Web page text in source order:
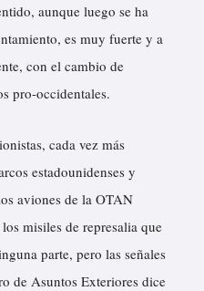
aunque luego se ha
es muy fuerte y a
con el cambio de
pro-occidentales.
cada vez más
estadounidenses y
aviones de la OTAN
misiles de represalia que
parte, pero las señales
de Asuntos Exteriores dice